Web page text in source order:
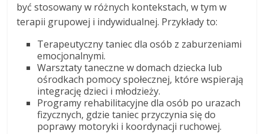
być stosowany w różnych kontekstach, w tym w
terapii grupowej i indywidualnej. Przykłady to:
Terapeutyczny taniec dla osób z zaburzeniami
emocjonalnymi.
Warsztaty taneczne w domach dziecka lub
ośrodkach pomocy społecznej, które wspierają
integrację dzieci i młodzieży.
Programy rehabilitacyjne dla osób po urazach
fizycznych, gdzie taniec przyczynia się do
poprawy motoryki i koordynacji ruchowej.